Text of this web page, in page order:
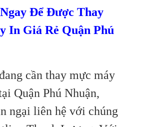
Để Được Thay
In Giá Rẻ Quận Phú
cần thay mực máy
Quận Phú Nhuận,
ngại liên hệ với chúng